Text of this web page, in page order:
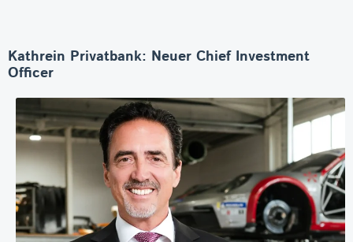
Kathrein Privatbank: Neuer Chief Investment
Officer